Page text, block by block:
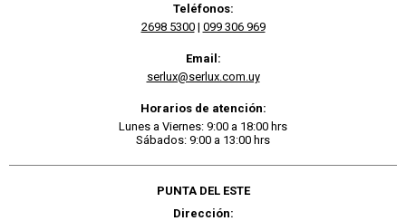
Teléfonos:
2698 5300| 099 306 969
Email:
serlux@serlux.com.uy
Horarios de atención:
Lunes a Viernes: 9:00 a 18:00 hrs
Sábados: 9:00 a 13:00 hrs
PUNTA DEL ESTE
Dirección: